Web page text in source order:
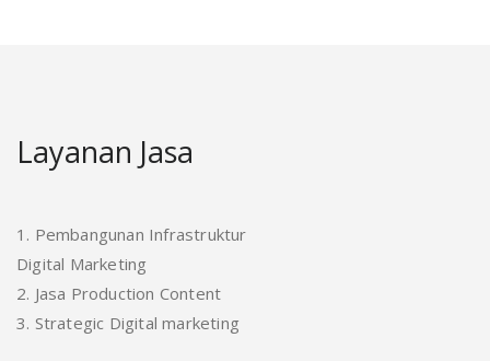
Layanan Jasa
1. Pembangunan Infrastruktur
Digital Marketing
2. Jasa Production Content
3. Strategic Digital marketing